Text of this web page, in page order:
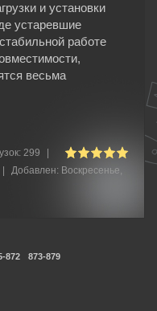
и установки
устаревшие
работе
весьма
299
Добавлен: Воскресенье,
872 873-879